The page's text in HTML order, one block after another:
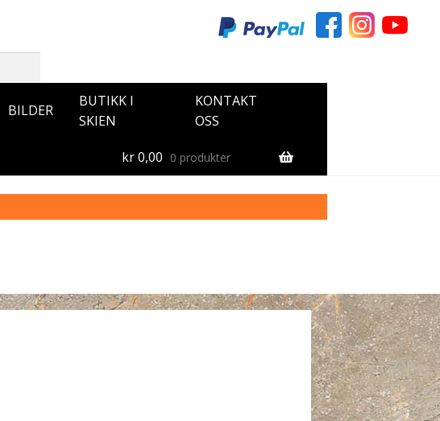
BILDER
BUTIKK I
SKIEN
KONTAKT
OSS
kr0,00 0 produkter